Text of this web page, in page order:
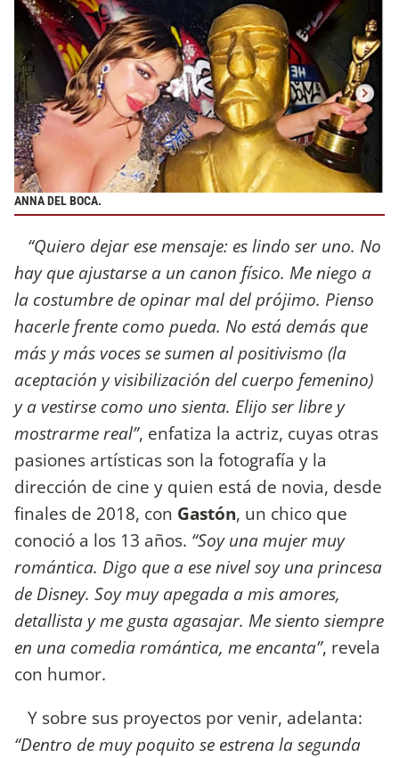
ANNA DEL BOCA.
“Quiero dejar ese mensaje: es lindo ser uno. No
hay que ajustarse a un canon físico. Me niego a
la costumbre de opinar mal del prójimo. Pienso
hacerle frente como pueda. No está demás que
más y más voces se sumen al positivismo (la
aceptación y visibilización del cuerpo femenino)
y a vestirse como uno sienta. Elijo ser libre y
mostrarme real”, enfatiza la actriz, cuyas otras
pasiones artísticas son la fotografía y la
dirección de cine y quien está de novia, desde
finales de 2018, con Gastón, un chico que
conoció a los 13 años. “Soy una mujer muy
romántica. Digo que a ese nivel soy una princesa
de Disney. Soy muy apegada a mis amores,
detallista y me gusta agasajar. Me siento siempre
en una comedia romántica, me encanta”, revela
con humor.
Y sobre sus proyectos por venir, adelanta:
“Dentro de muy poquito se estrena la segunda